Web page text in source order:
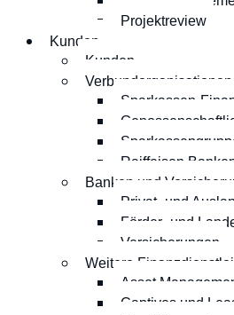
Projektreview
Kunden
Kunden
Verbundorganisationen
Sparkassen-
Raiffeisen
Banken und
Privat- und
Förder- und
Versicherungen
Weitere
Asset
Captives und